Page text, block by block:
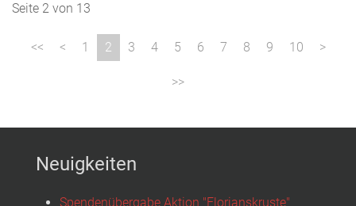
Seite 2 von 13
1 2 3 4 5 6 7 8 9 10
Neuigkeiten
Spendenübergabe Aktion "Florianskruste"